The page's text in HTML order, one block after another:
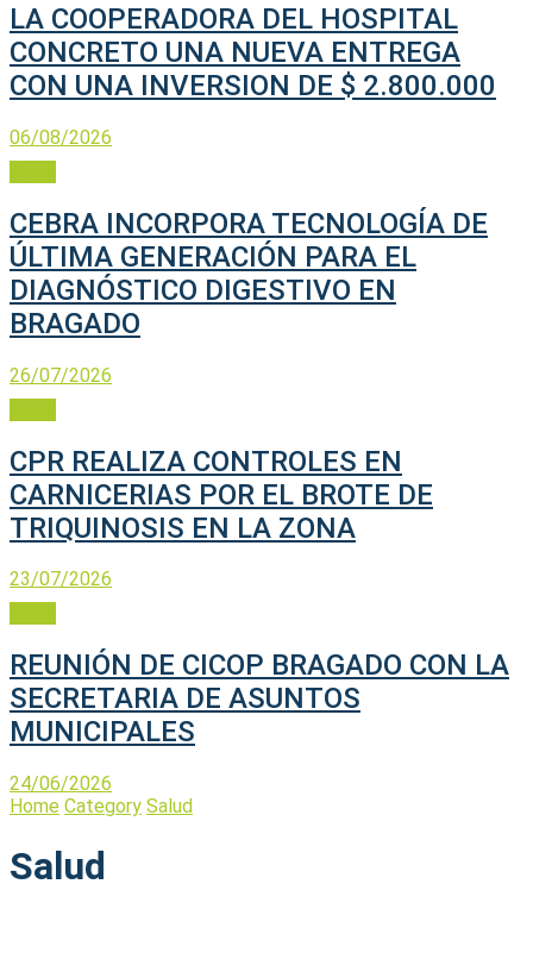
LA COOPERADORA DEL HOSPITAL
CONCRETO UNA NUEVA ENTREGA
CON UNA INVERSION DE $ 2.800.000
06/08/2026
CEBRA INCORPORA TECNOLOGÍA DE
ÚLTIMA GENERACIÓN PARA EL
DIAGNÓSTICO DIGESTIVO EN
BRAGADO
26/07/2026
CPR REALIZA CONTROLES EN
CARNICERIAS POR EL BROTE DE
TRIQUINOSIS EN LA ZONA
23/07/2026
REUNIÓN DE CICOP BRAGADO CON LA
SECRETARIA DE ASUNTOS
MUNICIPALES
24/06/2026
Home Category Salud
Salud